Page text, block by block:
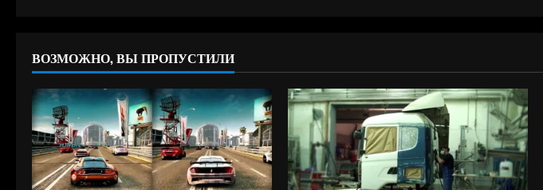
ВОЗМОЖНО, ВЫ ПРОПУСТИЛИ